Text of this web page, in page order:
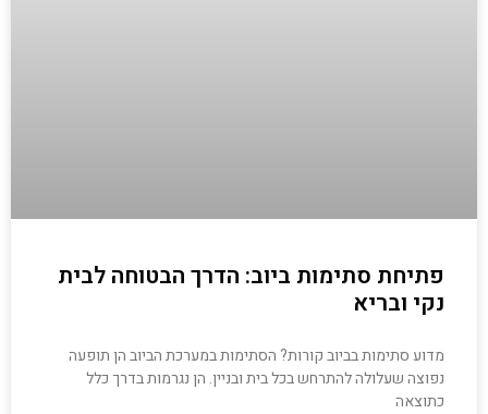
פתיחת סתימות ביוב: הדרך הבטוחה לבית
נקי ובריא
מדוע סתימות בביוב קורות? הסתימות במערכת הביוב הן תופעה
נפוצה שעלולה להתרחש בכל בית ובניין. הן נגרמות בדרך כלל
כתוצאה